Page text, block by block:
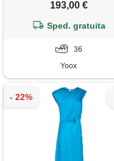
193,00 €
Sped. gratuita
36
Yoox